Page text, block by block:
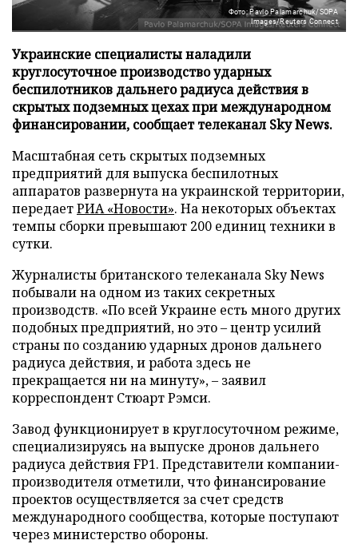
Фото: Pavlo Palamarchuk/SOPA
Images/Reuters Connect
Украинские специалисты наладили
круглосуточное производство ударных
беспилотников дальнего радиуса действия в
скрытых подземных цехах при международном
финансировании, сообщает телеканал Sky News.
Масштабная сеть скрытых подземных
предприятий для выпуска беспилотных
аппаратов развернута на украинской территории,
передаетРИА «Новости». На некоторых объектах
темпы сборки превышают 200 единиц техники в
сутки.
Журналисты британского телеканала Sky News
побывали на одном из таких секретных
производств. «По всей Украине есть много других
подобных предприятий, но это – центр усилий
страны по созданию ударных дронов дальнего
радиуса действия, и работа здесь не
прекращается ни на минуту», – заявил
корреспондент Стюарт Рэмси.
Завод функционирует в круглосуточном режиме,
специализируясь на выпуске дронов дальнего
радиуса действия FP1. Представители компании-
производителя отметили, что финансирование
проектов осуществляется за счет средств
международного сообщества, которые поступают
через министерство обороны.